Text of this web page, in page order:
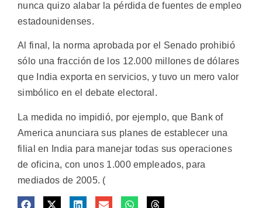
nunca quizo alabar la pérdida de fuentes de empleo
estadounidenses.
Al final, la norma aprobada por el Senado prohibió
sólo una fracción de los 12.000 millones de dólares
que India exporta en servicios, y tuvo un mero valor
simbólico en el debate electoral.
La medida no impidió, por ejemplo, que Bank of
America anunciara sus planes de establecer una
filial en India para manejar todas sus operaciones
de oficina, con unos 1.000 empleados, para
mediados de 2005. (